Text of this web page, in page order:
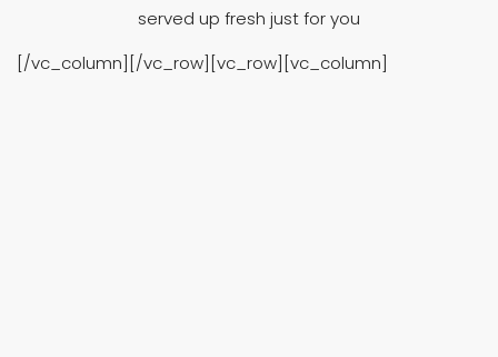
served up fresh just for you
[/vc_column][/vc_row][vc_row][vc_column]